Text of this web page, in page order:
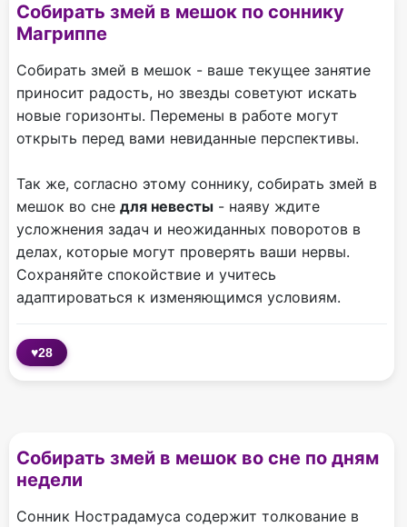
Собирать змей в мешок по соннику
Магриппе
Собирать змей в мешок - ваше текущее занятие
приносит радость, но звезды советуют искать
новые горизонты. Перемены в работе могут
открыть перед вами невиданные перспективы.
Так же, согласно этому соннику, собирать змей в
мешок во сне для невесты - наяву ждите
усложнения задач и неожиданных поворотов в
делах, которые могут проверять ваши нервы.
Сохраняйте спокойствие и учитесь
адаптироваться к изменяющимся условиям.
♥28
Собирать змей в мешок во сне по дням
недели
Сонник Нострадамуса содержит толкование в